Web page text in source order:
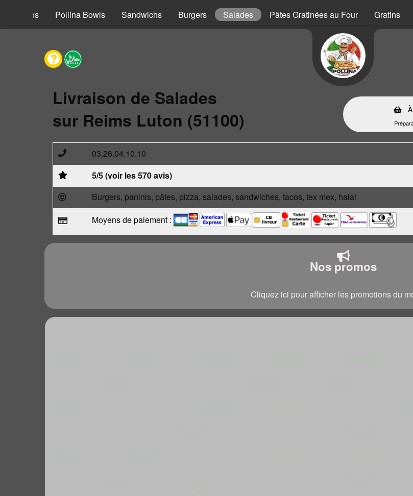
Tacos Pollina Bowls Sandwichs Burgers Salades Pâtes Gratinées au Four Gratins
Livraison de Salades
sur Reims Luton (51100)
03.26.04.10.10
5/5 (voir les 570 avis)
Burgers, paninis, pâtes, pizza, salades, sandwiches, tacos, tex mex, halal
Moyens de paiement :
Nos promos
Cliquez ici pour afficher les promotions du